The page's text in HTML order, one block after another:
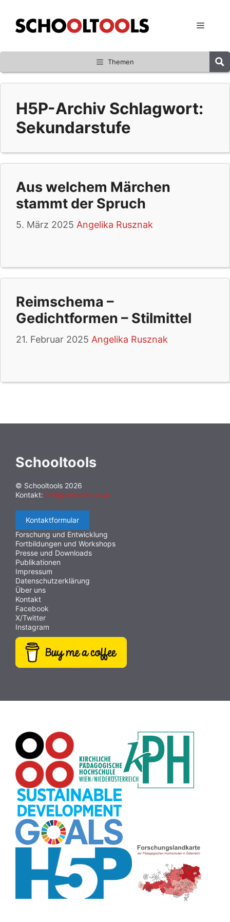
Inhalt
springen
Menü
Themen
H5P-Archiv Schlagwort:
Sekundarstufe
Aus welchem Märchen
stammt der Spruch
5. März 2025 Angelika Rusznak
Reimschema –
Gedichtformen – Stilmittel
21. Februar 2025 Angelika Rusznak
Schooltools
© Schooltools 2026
Kontakt: info@schooltools.at
Kontaktformular
Forschung und Entwicklung
Fortbildungen und Workshops
Presse und Downloads
Publikationen
Impressum
Datenschutzerklärung
Über uns
Kontakt
Facebook
X/Twitter
Instagram